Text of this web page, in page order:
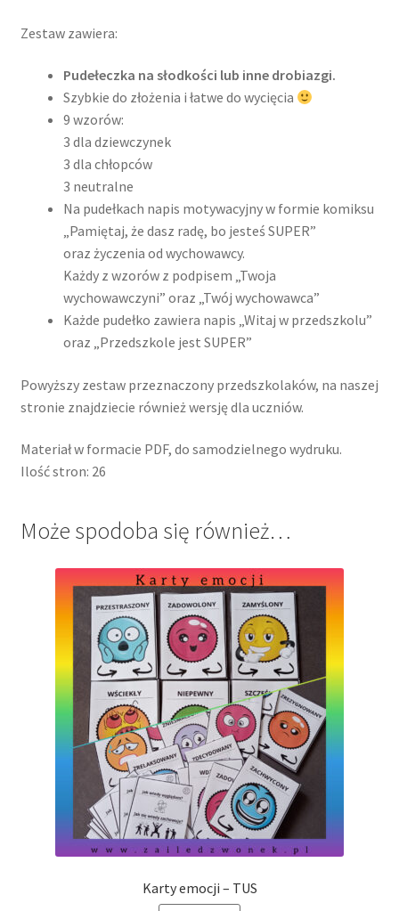
Zestaw zawiera:
Pudełeczka na słodkości lub inne drobiazgi.
Szybkie do złożenia i łatwe do wycięcia
9 wzorów:
3 dla dziewczynek
3 dla chłopców
3 neutralne
Na pudełkach napis motywacyjny w formie komiksu
„Pamiętaj, że dasz radę, bo jesteś SUPER”
oraz życzenia od wychowawcy.
Każdy z wzorów z podpisem „Twoja
wychowawczyni” oraz „Twój wychowawca”
Każde pudełko zawiera napis „Witaj w przedszkolu”
oraz „Przedszkole jest SUPER”
Powyższy zestaw przeznaczony przedszkolaków, na naszej
stronie znajdziecie również wersję dla uczniów.
Materiał w formacie PDF, do samodzielnego wydruku.
Ilość stron: 26
Może spodoba się również…
Karty emocji – TUS